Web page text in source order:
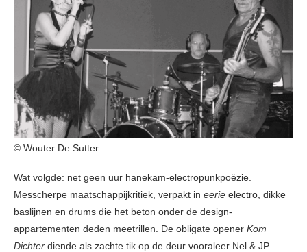
© Wouter De Sutter
Wat volgde: net geen uur hanekam-electropunkpoëzie.
Messcherpe maatschappijkritiek, verpakt in eerie electro, dikke
baslijnen en drums die het beton onder de design-
appartementen deden meetrillen. De obligate opener Kom
Dichter diende als zachte tik op de deur vooraleer Nel & JP